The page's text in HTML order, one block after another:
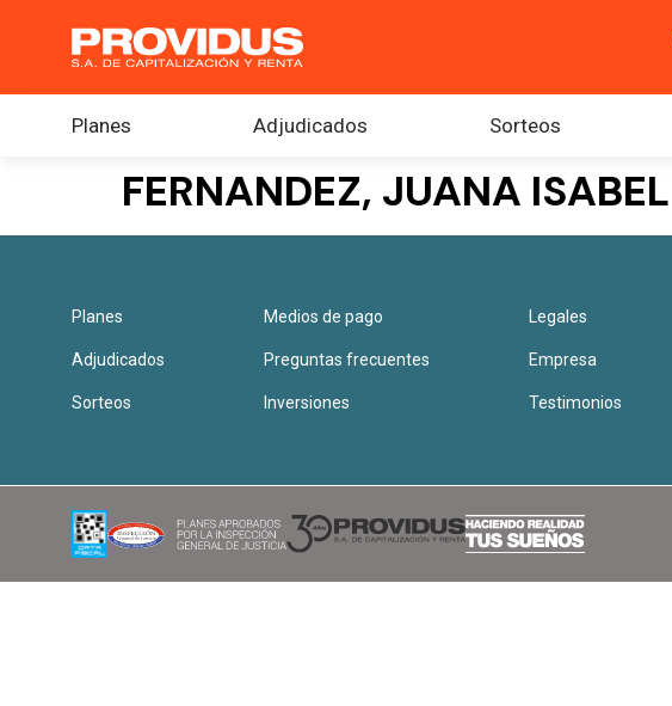
Planes Adjudicados Sorteos
FERNANDEZ, JUANA ISABEL
Planes
Adjudicados
Sorteos
Medios de pago
Preguntas frecuentes
Inversiones
Legales
Empresa
Testimonios